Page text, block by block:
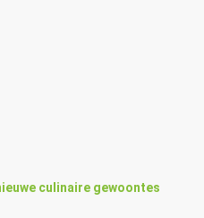
culinaire gewoontes